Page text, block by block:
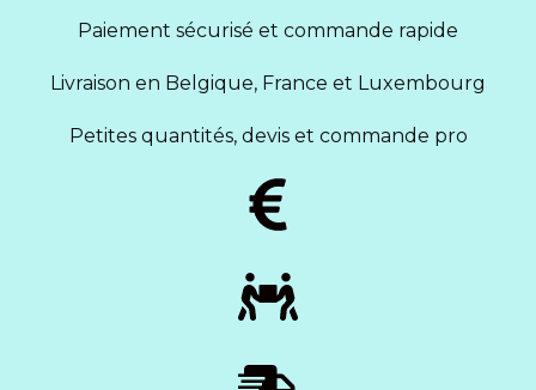
Paiement sécurisé et commande rapide
Livraison en Belgique, France et Luxembourg
Petites quantités, devis et commande pro